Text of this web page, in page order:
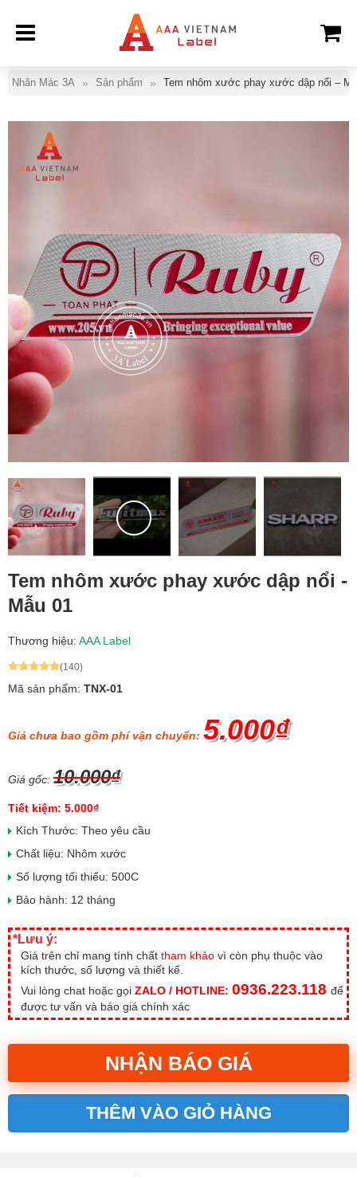
Nhãn Mác 3A Sản phẩm Tem nhôm xước phay xước dập nổi –
Tem nhôm xước phay xước dập nổi -
Mẫu 01
Thương hiệu: AAA Label
(140)
Mã sản phẩm: TNX-01
Giá chưa bao gồm phí vận chuyển: 5.000₫
Giá gốc: 10.000₫
Tiết kiệm: 5.000₫
Kích Thước: Theo yêu cầu
Chất liệu: Nhôm xước
Số lượng tối thiểu: 500C
Bảo hành: 12 tháng
*Lưu ý:
Giá trên chỉ mang tính chất tham khảo vì còn phụ thuộc vào
kích thước, số lượng và thiết kế.
Vui lòng chat hoặc gọi ZALO / HOTLINE: 0936.223.118 để
được tư vấn và báo giá chính xác
NHẬN BÁO GIÁ
THÊM VÀO GIỎ HÀNG